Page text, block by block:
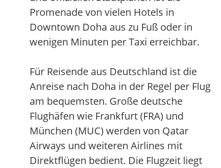
Promenade von vielen Hotels in
Downtown Doha aus zu Fuß oder in
wenigen Minuten per Taxi erreichbar.
Für Reisende aus Deutschland ist die
Anreise nach Doha in der Regel per Flug
am bequemsten. Große deutsche
Flughäfen wie Frankfurt (FRA) und
München (MUC) werden von Qatar
Airways und weiteren Airlines mit
Direktflügen bedient. Die Flugzeit liegt